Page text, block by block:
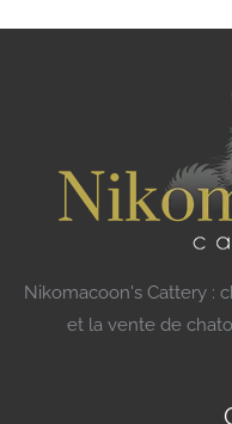
Nikomacoon's Cattery :
et la vente de